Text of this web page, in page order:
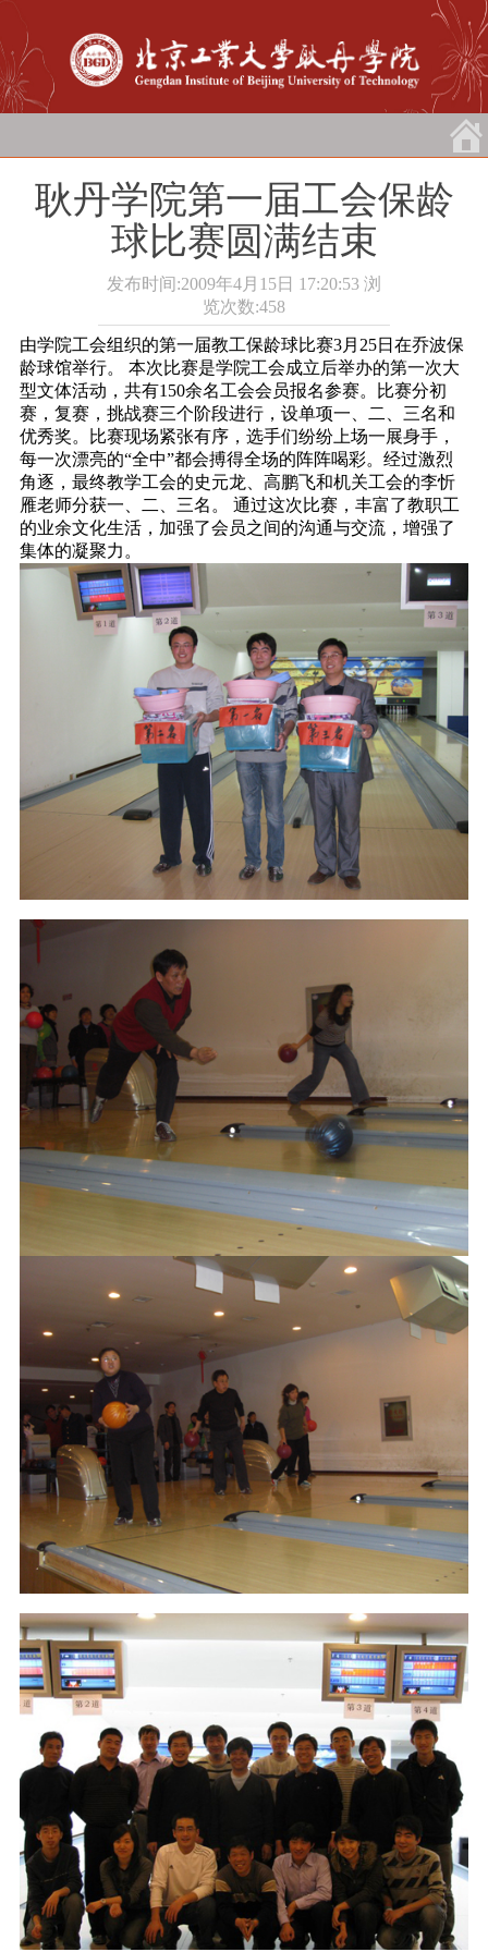
耿丹学院第一届工会保龄
球比赛圆满结束
发布时间:2009年4月15日 17:20:53 浏
览次数:458
由学院工会组织的第一届教工保龄球比赛3月25日在乔波保
龄球馆举行。
本次比赛是学院工会成立后举办的第一次大
型文体活动，共有150余名工会会员报名参赛。比赛分初
赛，复赛，挑战赛三个阶段进行，设单项一、二、三名和
优秀奖。比赛现场紧张有序，选手们纷纷上场一展身手，
每一次漂亮的“全中”都会搏得全场的阵阵喝彩。经过激烈
角逐，最终教学工会的史元龙、高鹏飞和机关工会的李忻
雁老师分获一、二、三名。
通过这次比赛，丰富了教职工
的业余文化生活，加强了会员之间的沟通与交流，增强了
集体的凝聚力。